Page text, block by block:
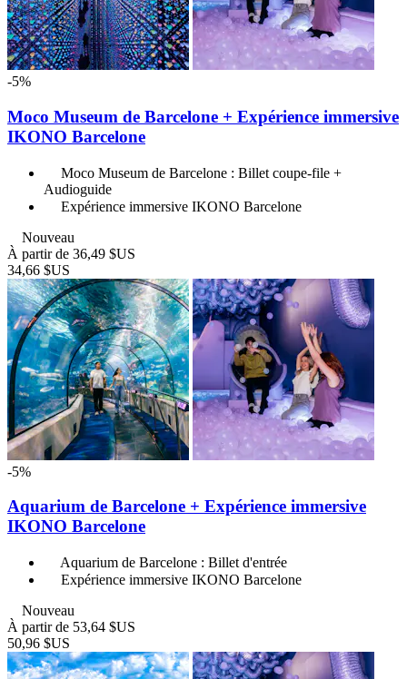
-5%
Moco Museum de Barcelone + Expérience immersive
IKONO Barcelone
Moco Museum de Barcelone : Billet coupe-file +
Audioguide
Expérience immersive IKONO Barcelone
Nouveau
À partir de 36,49 $US
34,66 $US
-5%
Aquarium de Barcelone + Expérience immersive
IKONO Barcelone
Aquarium de Barcelone : Billet d'entrée
Expérience immersive IKONO Barcelone
Nouveau
À partir de 53,64 $US
50,96 $US